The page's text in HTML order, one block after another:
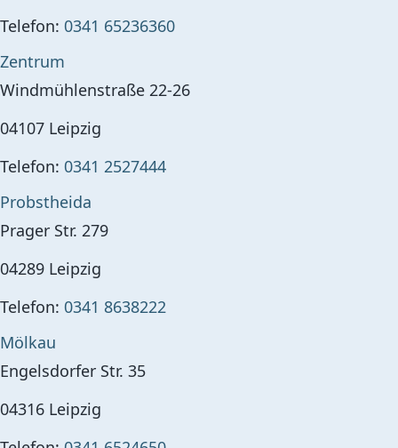
Telefon: 0341 65236360
Zentrum
Windmühlenstraße 22-26
04107 Leipzig
Telefon: 0341 2527444
Probstheida
Prager Str. 279
04289 Leipzig
Telefon: 0341 8638222
Mölkau
Engelsdorfer Str. 35
04316 Leipzig